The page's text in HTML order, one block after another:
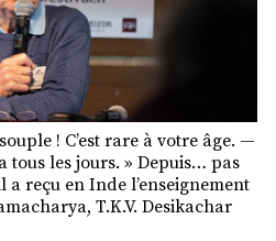
! C’est rare à votre âge. —
tous les jours. » Depuis… pas
a reçu en Inde l’enseignement
T.K.V. Desikachar